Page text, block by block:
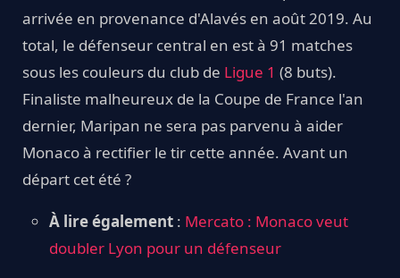
arrivée en provenance d'Alavés en août 2019. Au
total, le défenseur central en est à 91 matches
sous les couleurs du club de Ligue 1 (8 buts).
Finaliste malheureux de la Coupe de France l'an
dernier, Maripan ne sera pas parvenu à aider
Monaco à rectifier le tir cette année. Avant un
départ cet été ?
À lire également : Mercato : Monaco veut
doubler Lyon pour un défenseur